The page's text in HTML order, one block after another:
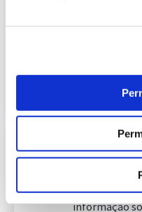
informação
Informação
Publicação
informação